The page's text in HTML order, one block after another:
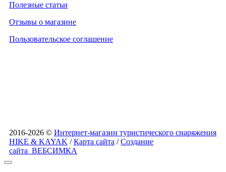
Полезные статьи
Отзывы о магазине
Пользовательское соглашение
2016-2026 © Интернет-магазин туристического снаряжения
HIKE & KAYAK /Карта сайта /Создание
сайта ВЕБСИМКА